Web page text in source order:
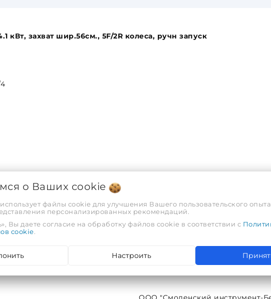
кВт, захват шир.56см., 5F/2R колеса, ручн запуск
дистанционное, рычаг
5,5 л.с/4.1 кВт, захват шир.56см., 5F/2R колеса, ручн запуск
о Ваших cookie
файлы cookie для улучшения Вашего пользовательского
персонализированных рекомендаций.
Вы даете согласие на обработку файлов cookie в соответствии с
cookie.
Настроить